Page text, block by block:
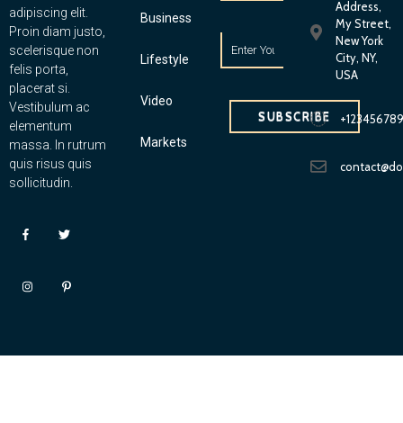
adipiscing elit.
Proin diam justo,
scelerisque non
felis porta,
placerat si.
Vestibulum ac
elementum
massa. In rutrum
quis risus quis
sollicitudin.
Business
Lifestyle
Video
Markets
SUBSCRIBE
Address,
My Street,
New York
City, NY,
USA